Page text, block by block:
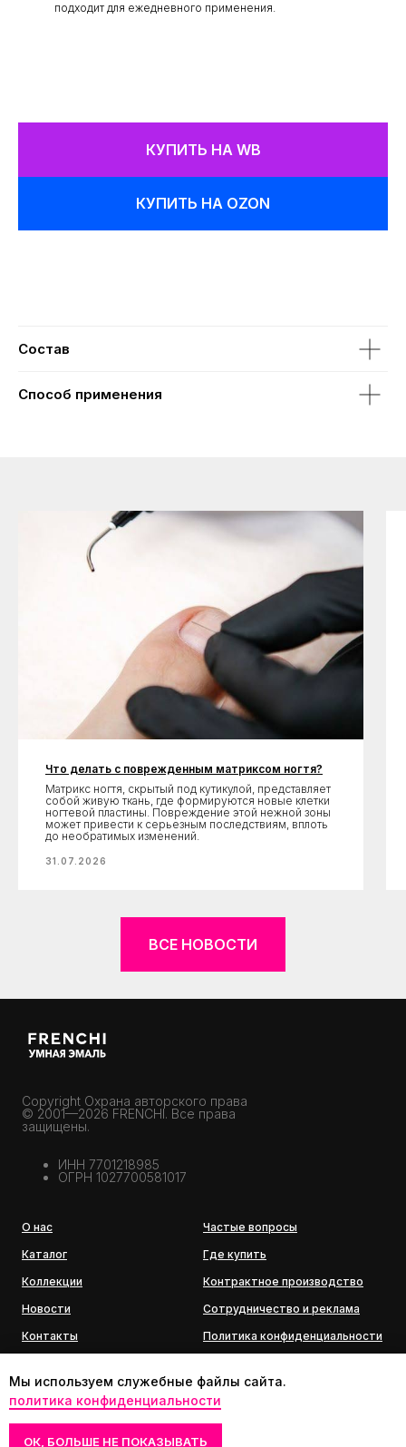
Мы используем служебные файлы сайта.
политика конфиденциальности
ОК, БОЛЬШЕ НЕ ПОКАЗЫВАТЬ
подходит для ежедневного применения.
КУПИТЬ НА WB
КУПИТЬ НА OZON
Состав
Способ применения
Что делать с поврежденным матриксом ногтя?
Матрикс ногтя, скрытый под кутикулой, представляет
собой живую ткань, где формируются новые клетки
ногтевой пластины. Повреждение этой нежной зоны
может привести к серьезным последствиям, вплоть
до необратимых изменений.
31.07.2026
ВСЕ НОВОСТИ
Copyright Охрана авторского права
© 2001—2026 FRENCHI. Все права
защищены.
ИНН 7701218985
ОГРН 1027700581017
О нас
Каталог
Коллекции
Новости
Контакты
Частые вопросы
Где купить
Контрактное производство
Сотрудничество и реклама
Политика конфиденциальности